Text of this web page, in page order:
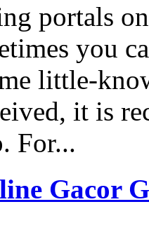
portals
you
little-
it is
For...
Gacor